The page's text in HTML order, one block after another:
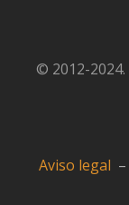
© 2012-2024.
Aviso legal –